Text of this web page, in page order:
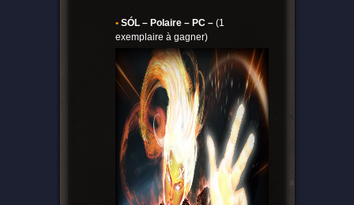
• SÓL – Polaire – PC – (1
exemplaire à gagner)